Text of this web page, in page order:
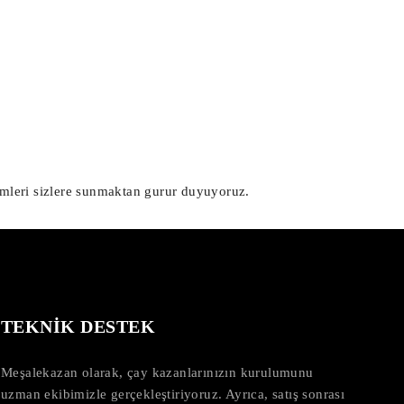
sizlere sunmaktan gurur duyuyoruz.
TEKNİK DESTEK
Meşalekazan olarak, çay kazanlarınızın kurulumunu
uzman ekibimizle gerçekleştiriyoruz. Ayrıca, satış sonrası